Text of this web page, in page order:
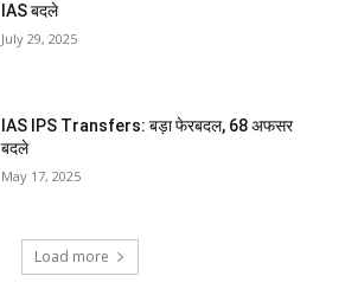
IAS बदले
July 29, 2025
IAS IPS Transfers: बड़ा फेरबदल, 68 अफसर
बदले
May 17, 2025
Load more